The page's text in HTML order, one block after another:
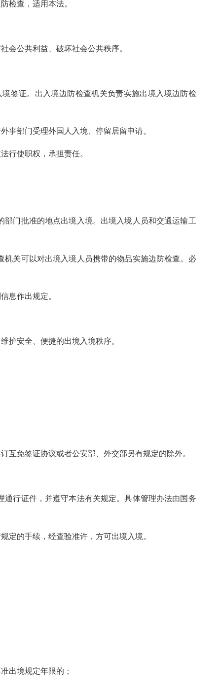
查，适用本法。
公共利益、破坏社会公共秩序。
证。出入境边防检查机关负责实施出境入境边防检
部门受理外国人入境、停留居留申请。
使职权，承担责任。
门批准的地点出境入境。出境入境人员和交通运输工
关可以对出境入境人员携带的物品实施边防检查。必
息作出规定。
安全、便捷的出境入境秩序。
免签证协议或者公安部、外交部另有规定的除外。
行证件，并遵守本法有关规定。具体管理办法由国务
的手续，经查验准许，方可出境入境。
出境规定年限的；